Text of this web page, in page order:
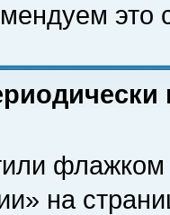
это
флажком
на